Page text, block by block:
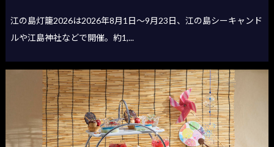
江の島灯籠2026は2026年8月1日〜9月23日、江の島シーキャンド
ルや江島神社などで開催。約1,...